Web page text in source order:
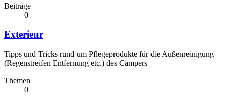
Beiträge
0
Exterieur
Tipps und Tricks rund um Pflegeprodukte für die Außenreinigung
(Regenstreifen Entfernung etc.) des Campers
Themen
0